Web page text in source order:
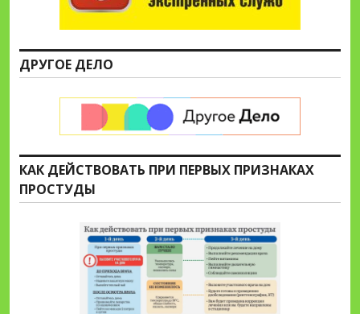
ДРУГОЕ ДЕЛО
КАК ДЕЙСТВОВАТЬ ПРИ ПЕРВЫХ ПРИЗНАКАХ
ПРОСТУДЫ